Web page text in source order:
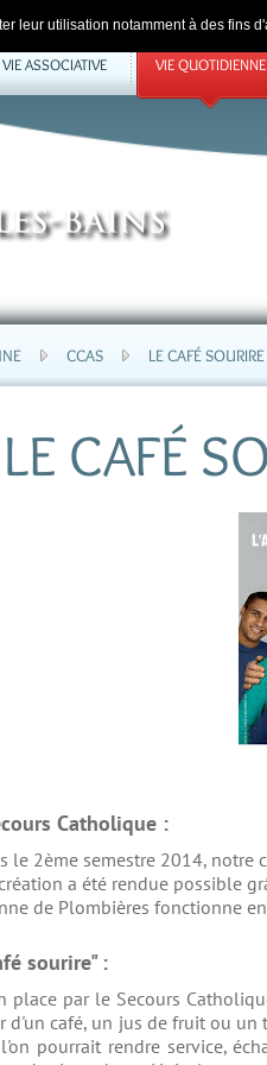
leur utilisation notamment à des fins
VIE ASSOCIATIVE VIE QUOTIDIENNE
CCAS LE CAFÉ SOURIRE
LE CAFÉ
Catholique :
le 2ème semestre 2014,
a été rendue possible
de Plombières fonctionne
sourire" :
place par le Secours
d'un café, un jus de fruit ou un
pourrait rendre service,